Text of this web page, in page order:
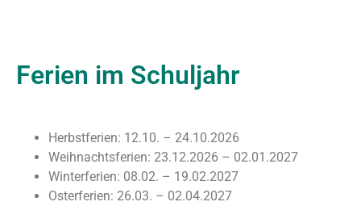
Ferien im Schuljahr
Herbstferien: 12.10. – 24.10.2026
Weihnachtsferien: 23.12.2026 – 02.01.2027
Winterferien: 08.02. – 19.02.2027
Osterferien: 26.03. – 02.04.2027